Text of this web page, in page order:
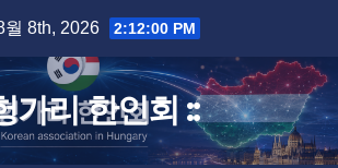
월 8th, 2026 2:12:01 PM
가리 한인회 ::